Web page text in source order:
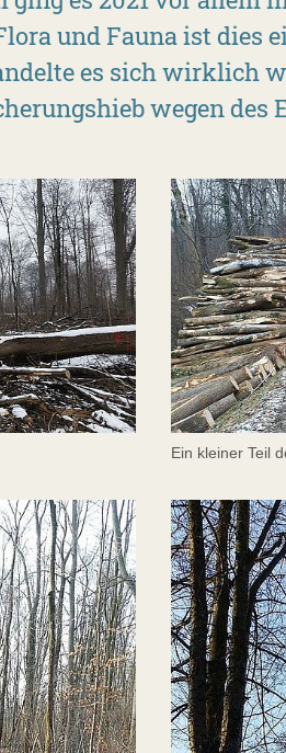
und Fauna ist dies
es sich wirklich
wegen des
Ein kleiner Teil